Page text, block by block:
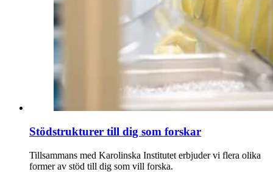
Stödstrukturer till dig som forskar
Tillsammans med Karolinska Institutet erbjuder vi flera olika
former av stöd till dig som vill forska.